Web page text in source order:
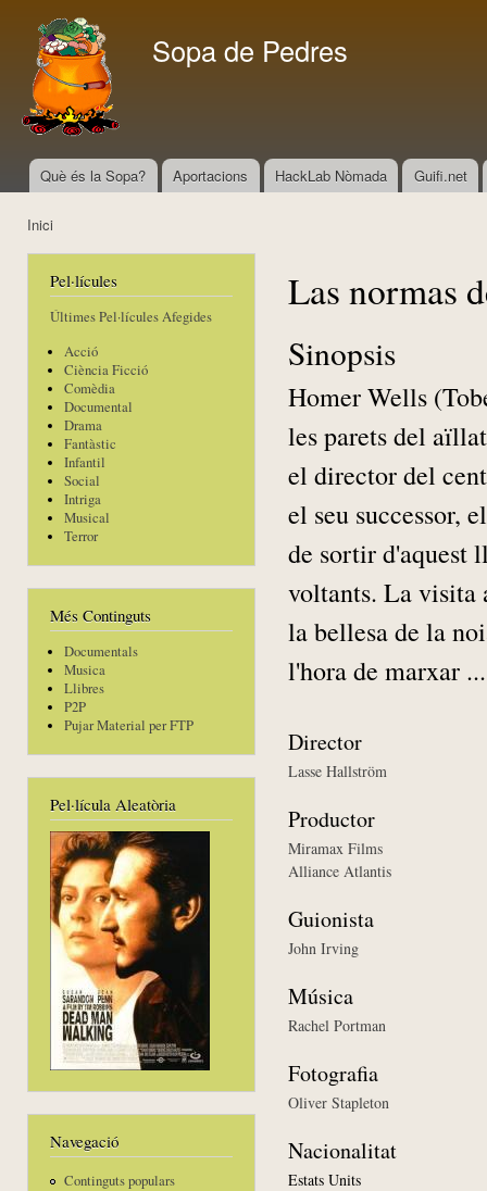
Sopa de Pedres
Menú principal
Què és la Sopa? Aportacions HackLab Nòmada Guifi.net
Inici
Pel·lícules
Últimes Pel·lícules Afegides
Acció
Ciència Ficció
Comèdia
Documental
Drama
Fantàstic
Infantil
Social
Intriga
Musical
Terror
Més Continguts
Documentals
Musica
Llibres
P2P
Pujar Material per FTP
Pel·lícula Aleatòria
Navegació
Continguts populars
Las normas
Sinopsis
Homer Wells
les parets del
el director del
el seu successor,
de sortir d'aquest
voltants. La visita
la bellesa de la
l'hora de marxar ...
Director
Lasse Hallström
Productor
Miramax Films
Alliance Atlantis
Guionista
John Irving
Música
Rachel Portman
Fotografia
Oliver Stapleton
Nacionalitat
Estats Units